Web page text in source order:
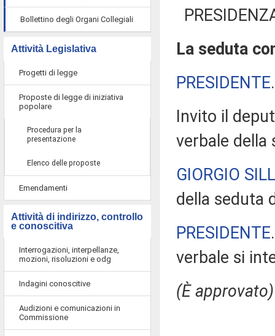
Bollettino degli Organi Collegiali
Attività Legislativa
Progetti di legge
Proposte di legge di iniziativa
popolare
Procedura per la
presentazione
Elenco delle proposte
Emendamenti
Attività di indirizzo, controllo
e conoscitiva
Interrogazioni, interpellanze,
mozioni, risoluzioni e odg
Indagini conoscitive
Audizioni e comunicazioni in
Commissione
La seduta
PRESIDENTE
Invito il
verbale della
GIORGIO
della seduta
PRESIDENTE
verbale si
(È approvato)